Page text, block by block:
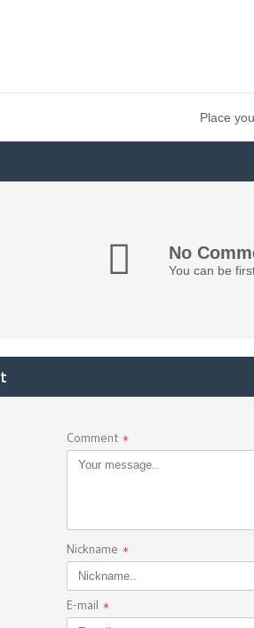
Place
No
You can be
Comment *
Nickname *
E-mail *